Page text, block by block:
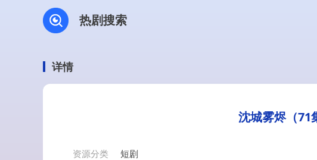
热剧搜索
详情
沈城雾烬（71
资源分类
短剧